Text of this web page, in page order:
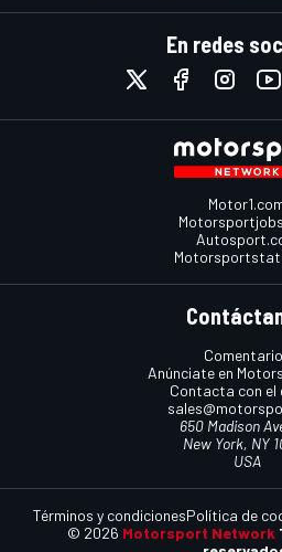
En redes
Anúnciate en
Contacta con el
650 Madison
New York, NY
USA
© 2026 Motorsport Network
Términos y condicionesPolítica de